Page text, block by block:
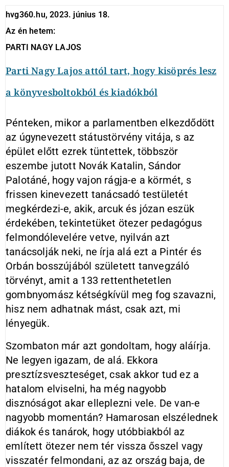
hvg360.hu, 2023. június 18.
Az én hetem:
PARTI NAGY LAJOS
Parti Nagy Lajos attól tart, hogy kisöprés lesz
a könyvesboltokból és kiadókból
Pénteken, mikor a parlamentben elkezdődött
az úgynevezett státustörvény vitája, s az
épület előtt ezrek tüntettek, többször
eszembe jutott Novák Katalin, Sándor
Palotáné, hogy vajon rágja-e a körmét, s
frissen kinevezett tanácsadó testületét
megkérdezi-e, akik, arcuk és józan eszük
érdekében, tekintetüket ötezer pedagógus
felmondólevelére vetve, nyilván azt
tanácsolják neki, ne írja alá ezt a Pintér és
Orbán bosszújából született tanvegzáló
törvényt, amit a 133 rettenthetetlen
gombnyomász kétségkívül meg fog szavazni,
hisz nem adhatnak mást, csak azt, mi
lényegük.
Szombaton már azt gondoltam, hogy aláírja.
Ne legyen igazam, de alá. Ekkora
presztízsveszteséget, csak akkor tud ez a
hatalom elviselni, ha még nagyobb
disznóságot akar elleplezni vele. De van-e
nagyobb momentán? Hamarosan elszélednek
diákok és tanárok, hogy utóbbiakból az
említett ötezer nem tér vissza ősszel vagy
visszatér felmondani, az az ország baja, de